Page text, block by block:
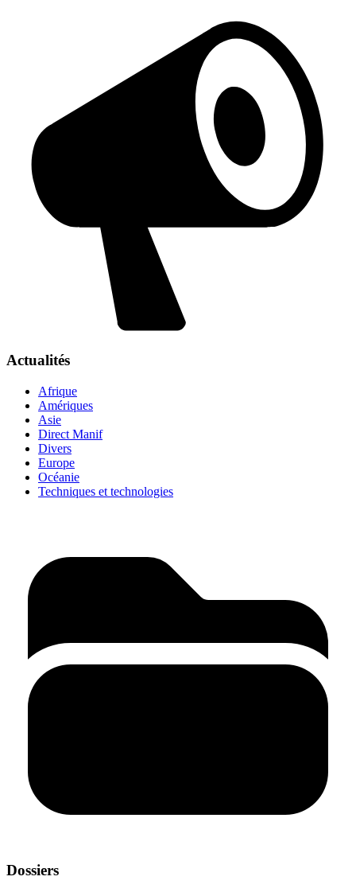
Actualités
Afrique
Amériques
Asie
Direct Manif
Divers
Europe
Océanie
Techniques et technologies
Dossiers